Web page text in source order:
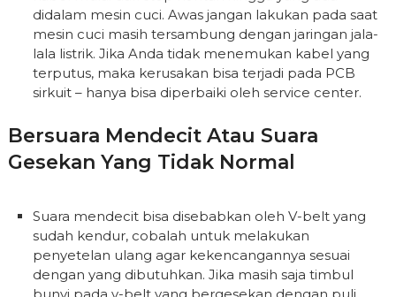
didalam mesin cuci. Awas jangan lakukan pada saat
mesin cuci masih tersambung dengan jaringan jala-
lala listrik. Jika Anda tidak menemukan kabel yang
terputus, maka kerusakan bisa terjadi pada PCB
sirkuit – hanya bisa diperbaiki oleh service center.
Bersuara Mendecit Atau Suara
Gesekan Yang Tidak Normal
Suara mendecit bisa disebabkan oleh V-belt yang
sudah kendur, cobalah untuk melakukan
penyetelan ulang agar kekencangannya sesuai
dengan yang dibutuhkan. Jika masih saja timbul